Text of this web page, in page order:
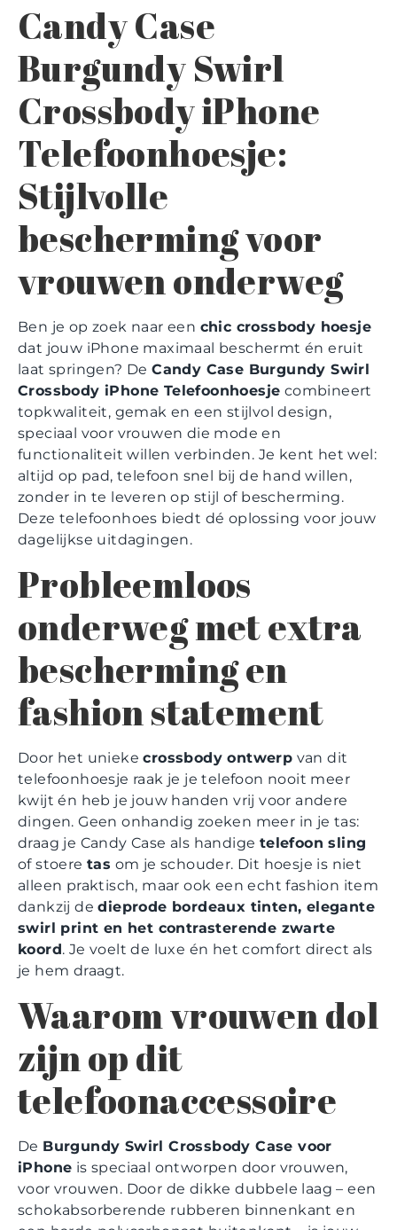
Candy Case
Burgundy Swirl
Crossbody iPhone
Telefoonhoesje:
Stijlvolle
bescherming voor
vrouwen onderweg
Ben je op zoek naar een chic crossbody hoesje
dat jouw iPhone maximaal beschermt én eruit
laat springen? DeCandy Case Burgundy Swirl
Crossbody iPhone Telefoonhoesje combineert
topkwaliteit, gemak en een stijlvol design,
speciaal voor vrouwen die mode en
functionaliteit willen verbinden. Je kent het wel:
altijd op pad, telefoon snel bij de hand willen,
zonder in te leveren op stijl of bescherming.
Deze telefoonhoes biedt dé oplossing voor jouw
dagelijkse uitdagingen.
Probleemloos
onderweg met extra
bescherming en
fashion statement
Door het uniekecrossbody ontwerp van dit
telefoonhoesje raak je je telefoon nooit meer
kwijt én heb je jouw handen vrij voor andere
dingen. Geen onhandig zoeken meer in je tas:
draag je Candy Case als handige telefoon sling
of stoeretas om je schouder. Dit hoesje is niet
alleen praktisch, maar ook een echt fashion item
dankzij dedieprode bordeaux tinten, elegante
swirl print en het contrasterende zwarte
koord. Je voelt de luxe én het comfort direct als
je hem draagt.
Waarom vrouwen dol
zijn op dit
telefoonaccessoire
De Burgundy Swirl Crossbody Case voor
iPhone is speciaal ontworpen door vrouwen,
voor vrouwen. Door de dikke dubbele laag – een
schokabsorberende rubberen binnenkant en